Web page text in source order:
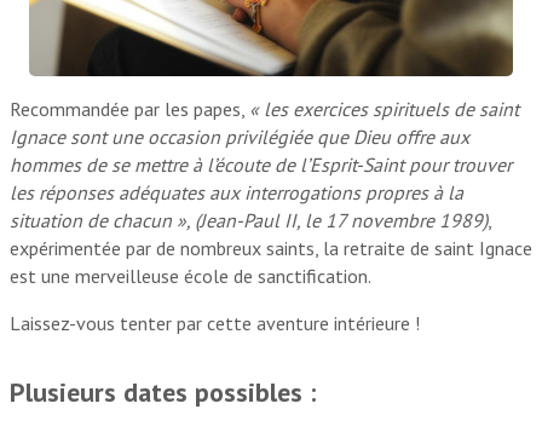
Recommandée par les papes, « les exercices spirituels de saint
Ignace sont une occasion privilégiée que Dieu offre aux
hommes de se mettre à l’écoute de l’Esprit-Saint pour trouver
les réponses adéquates aux interrogations propres à la
situation de chacun », (Jean-Paul II, le 17 novembre 1989),
expérimentée par de nombreux saints, la retraite de saint Ignace
est une merveilleuse école de sanctification.
Laissez-vous tenter par cette aventure intérieure !
Plusieurs dates possibles :